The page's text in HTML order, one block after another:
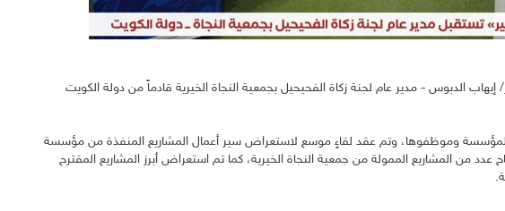
إيهاب الدبوس - مدير عام لجنة زكاة الفحيحيل بجمعية النجاة الخيرية قادماً من دولة الكويت
للمؤسسة وموظفوها، وتم عقد لقاءٍ موسع لاستعراض سير أعمال المشاريع المنفذة من مؤسسة
٢٠٢٢م وكذا الترتيبات لافتتاح عدد من المشاريع الممولة من جمعية النجاة الخيرية، كما تم استعراض أبرز المشاريع المقترح